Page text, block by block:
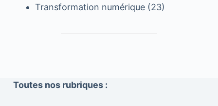
Transformation numérique(23)
Toutes nos rubriques :